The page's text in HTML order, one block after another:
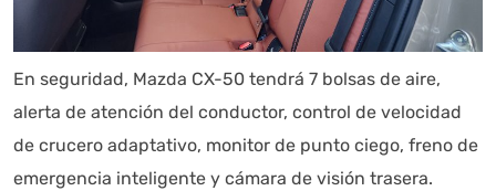
En seguridad, Mazda CX-50 tendrá 7 bolsas de aire,
alerta de atención del conductor, control de velocidad
de crucero adaptativo, monitor de punto ciego, freno de
emergencia inteligente y cámara de visión trasera.